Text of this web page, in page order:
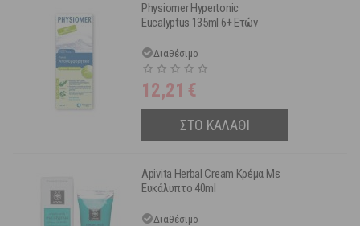
Physiomer Hypertonic
Eucalyptus 135ml 6+ Ετών
Διαθέσιμο
12,21 €
ΣΤΟ ΚΑΛΑΘΙ
Apivita Herbal Cream Κρέμα Με
Ευκάλυπτο 40ml
Διαθέσιμο